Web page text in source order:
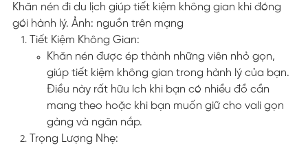
Khăn nén đi du lịch giúp tiết kiệm không gian khi đóng
gói hành lý. Ảnh: nguồn trên mạng
Tiết Kiệm Không Gian:
Khăn nén được ép thành những viên nhỏ gọn,
giúp tiết kiệm không gian trong hành lý của bạn.
Điều này rất hữu ích khi bạn có nhiều đồ cần
mang theo hoặc khi bạn muốn giữ cho vali gọn
gàng và ngăn nắp.
Trọng Lượng Nhẹ: